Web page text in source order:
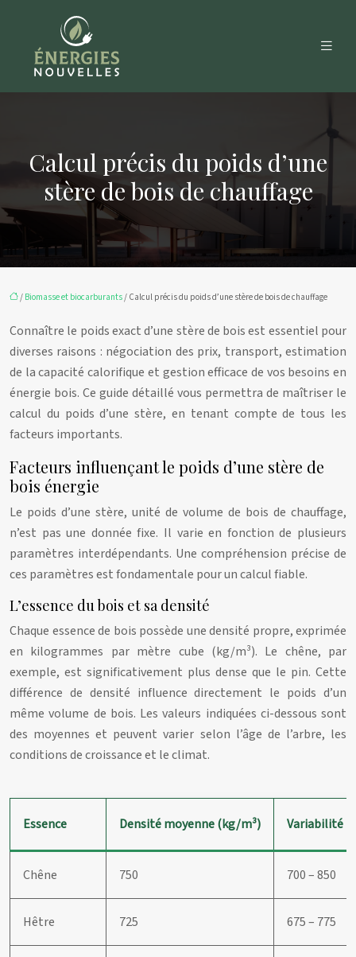
Calcul précis du poids d’une
stère de bois de chauffage
/ Biomasse et biocarburants/ Calcul précis du poids d’une stère de bois de chauffage
Connaître le poids exact d’une stère de bois est essentiel pour
diverses raisons : négociation des prix, transport, estimation
de la capacité calorifique et gestion efficace de vos besoins en
énergie bois. Ce guide détaillé vous permettra de maîtriser le
calcul du poids d’une stère, en tenant compte de tous les
facteurs importants.
Facteurs influençant le poids d’une stère de
bois énergie
Le poids d’une stère, unité de volume de bois de chauffage,
n’est pas une donnée fixe. Il varie en fonction de plusieurs
paramètres interdépendants. Une compréhension précise de
ces paramètres est fondamentale pour un calcul fiable.
L’essence du bois et sa densité
Chaque essence de bois possède une densité propre, exprimée
en kilogrammes par mètre cube (kg/m³). Le chêne, par
exemple, est significativement plus dense que le pin. Cette
différence de densité influence directement le poids d’un
même volume de bois. Les valeurs indiquées ci-dessous sont
des moyennes et peuvent varier selon l’âge de l’arbre, les
conditions de croissance et le climat.
Essence Densité moyenne (kg/m³) Variabilité
Chêne 750 700 – 850
Hêtre 725 675 – 775